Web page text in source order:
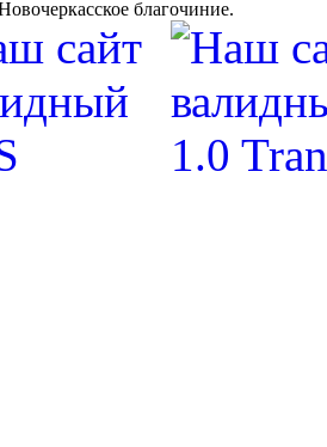
благочиние.